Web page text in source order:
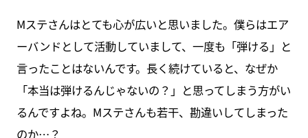
Mステさんはとても心が広いと思いました。僕らはエア
ーバンドとして活動していまして、一度も「弾ける」と
言ったことはないんです。長く続けていると、なぜか
「本当は弾けるんじゃないの？」と思ってしまう方がい
るんですよね。Mステさんも若干、勘違いしてしまった
のか…？